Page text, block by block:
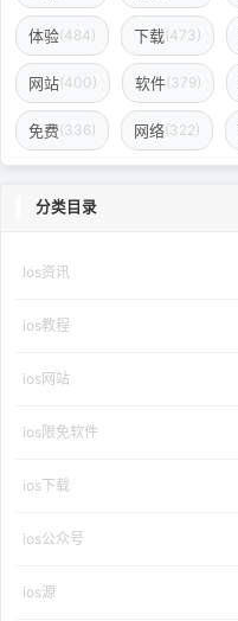
体验(484) 下载(473)
网站(400) 软件(379)
免费(336) 网络(322)
分类目录
Ios资讯
ios教程
ios网站
ios限免软件
ios下载
ios公众号
ios源